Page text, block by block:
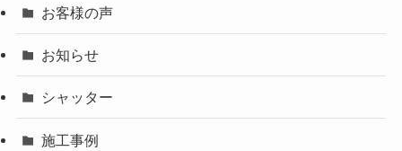
お客様の声
お知らせ
シャッター
施工事例